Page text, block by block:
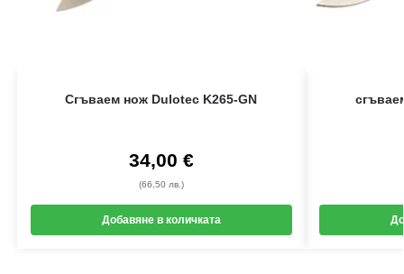
Сгъваем нож Dulotec K265-GN
34,00 €
(66,50 лв.)
Добавяне в количката